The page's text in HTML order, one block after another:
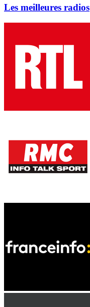
Les meilleures radios